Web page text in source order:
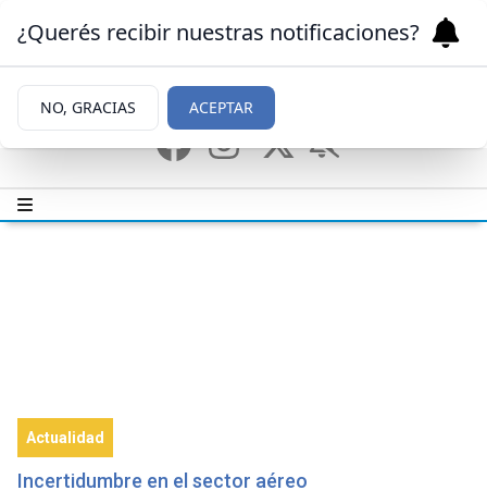
Actualidad
Incertidumbre en el sector aéreo
¿Querés recibir nuestras notificaciones?
NO, GRACIAS ACEPTAR